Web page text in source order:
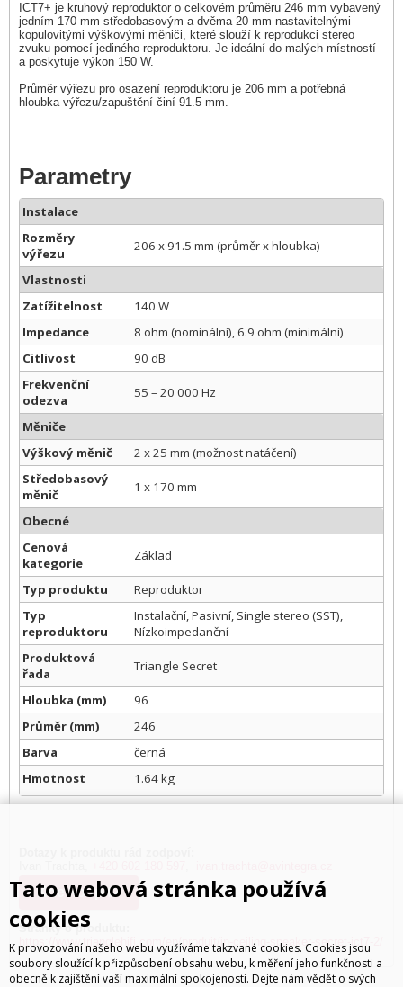
ICT7+ je kruhový reproduktor o celkovém průměru 246 mm vybavený
jedním 170 mm středobasovým a dvěma 20 mm nastavitelnými
kopulovitými výškovými měniči, které slouží k reprodukci stereo
zvuku pomocí jediného reproduktoru. Je ideální do malých místností
a poskytuje výkon 150 W.
Průměr výřezu pro osazení reproduktoru je 206 mm a potřebná
hloubka výřezu/zapuštění činí 91.5 mm.
Parametry
Instalace
Rozměry
výřezu
206 x 91.5 mm (průměr x hloubka)
Vlastnosti
Zatížitelnost
140 W
Impedance
8 ohm (nominální), 6.9 ohm (minimální)
Citlivost
90 dB
Frekvenční
odezva
55 – 20 000 Hz
Měniče
Výškový měnič
2 x 25 mm (možnost natáčení)
Středobasový
měnič
1 x 170 mm
Obecné
Cenová
kategorie
Základ
Typ produktu
Reproduktor
Typ
reproduktoru
Instalační, Pasivní, Single stereo (SST),
Nízkoimpedanční
Produktová
řada
Triangle Secret
Hloubka (mm)
96
Průměr (mm)
246
Barva
černá
Hmotnost
1.64 kg
Kde koupit?
Stránky o produktu:
https://www.trianglehifi.com/en/produit/in-ceiling-speaker-secret-ict7-2/
Tato webová stránka používá
cookies
K provozování našeho webu využíváme takzvané cookies. Cookies jsou
soubory sloužící k přizpůsobení obsahu webu, k měření jeho funkčnosti a
obecně k zajištění vaší maximální spokojenosti. Dejte nám vědět o svých